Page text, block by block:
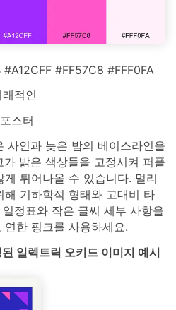
#FF57C8 #FFF0FA
적인
스터
사인과 늦은 밤의 베이스라인을
밝은 색상들을 고정시켜 퍼플
튀어나올 수 있습니다. 멀리
기하학적 형태와 고대비 타
정표와 작은 글씨 세부 사항을
한 핑크를 사용하세요.
일렉트릭 오키드 이미지 예시